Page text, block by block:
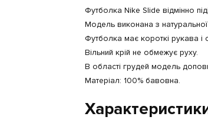
Футболка Nike Slide відмінно
Модель виконана з
Футболка має короткі рукава і
Вільний крій не обмежує руху.
В області грудей модель
Матеріал: 100% бавовна.